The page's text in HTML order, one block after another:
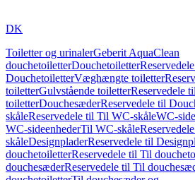
DK
Toiletter og urinalerGeberit AquaClean
douchetoiletterDouchetoiletter
DouchetoiletterVæghængte toiletter
toiletterGulvstående toiletterReservedele
toiletterDouchesæderReservedele til
skåleReservedele til Til WC-skåleWC-
WC-sideenhederTil WC-skåle
skåleDesignpladerReservedele til
douchetoiletterReservedele til Til
douchesæderReservedele til Til